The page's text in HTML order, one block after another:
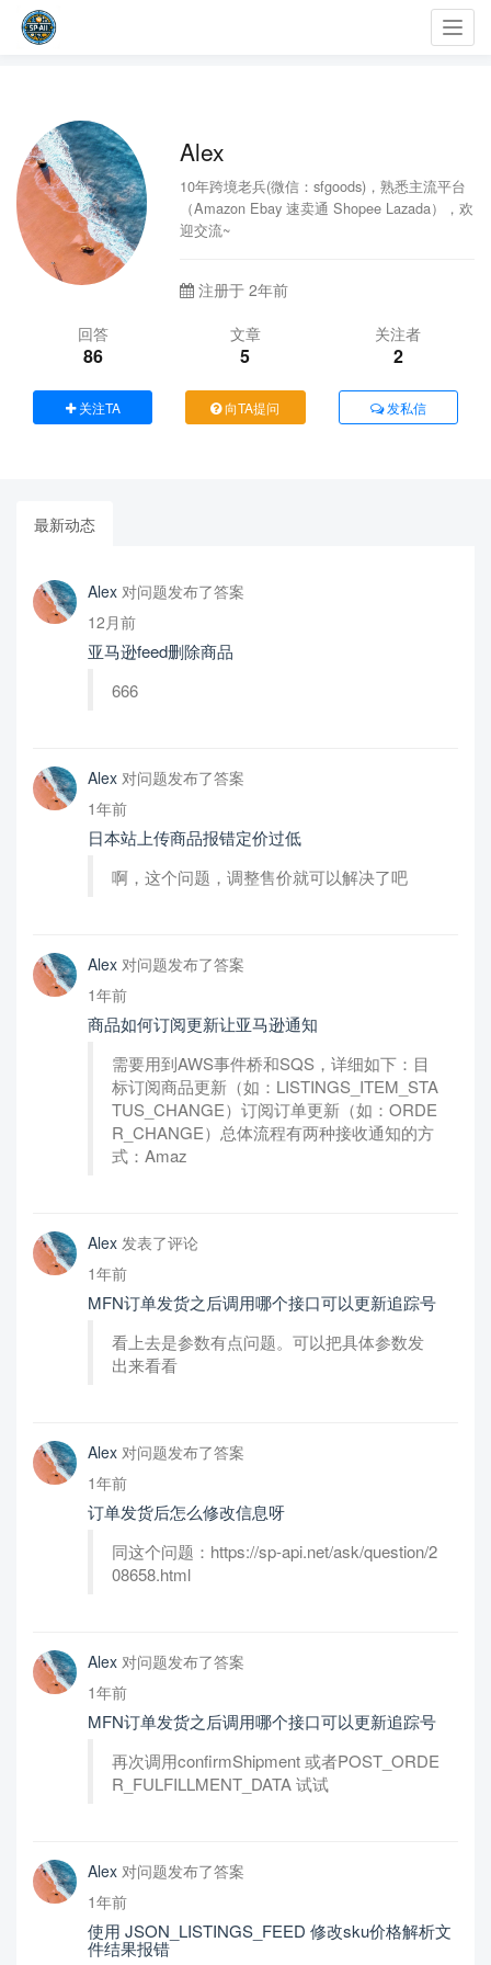
Alex
10年跨境老兵(微信：sfgoods)，熟悉主流平台
（Amazon Ebay 速卖通 Shopee Lazada），欢
迎交流~
注册于 2年前
回答
86
文章
5
关注者
2
关注TA 向TA提问 发私信
最新动态
Alex 对问题发布了答案
12月前
亚马逊feed删除商品
666
Alex 对问题发布了答案
1年前
日本站上传商品报错定价过低
啊，这个问题，调整售价就可以解决了吧
Alex 对问题发布了答案
1年前
商品如何订阅更新让亚马逊通知
需要用到AWS事件桥和SQS，详细如下：目
标订阅商品更新（如：LISTINGS_ITEM_STA
TUS_CHANGE）订阅订单更新（如：ORDE
R_CHANGE）总体流程有两种接收通知的方
式：Amaz
Alex 发表了评论
1年前
MFN订单发货之后调用哪个接口可以更新追踪号
看上去是参数有点问题。可以把具体参数发
出来看看
Alex 对问题发布了答案
1年前
订单发货后怎么修改信息呀
同这个问题：https://sp-api.net/ask/question/2
08658.html
Alex 对问题发布了答案
1年前
MFN订单发货之后调用哪个接口可以更新追踪号
再次调用confirmShipment 或者POST_ORDE
R_FULFILLMENT_DATA 试试
Alex 对问题发布了答案
1年前
使用 JSON_LISTINGS_FEED 修改sku价格解析文
件结果报错